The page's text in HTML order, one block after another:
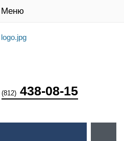
Меню
(812) 438-08-15